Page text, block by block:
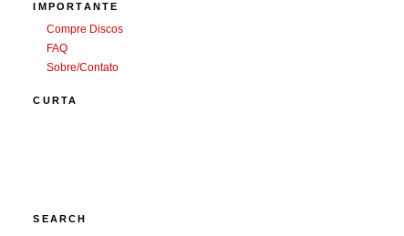
IMPORTANTE
Compre Discos
FAQ
Sobre/Contato
CURTA
SEARCH